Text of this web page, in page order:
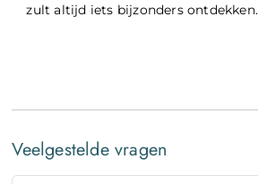
zult altijd iets bijzonders ontdekken.
Veelgestelde vragen